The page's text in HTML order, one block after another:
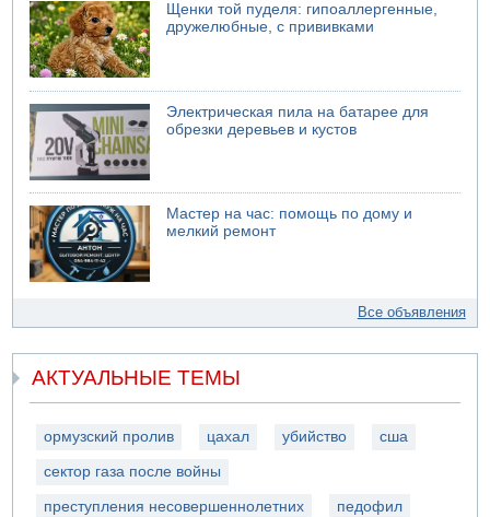
Щенки той пуделя: гипоаллергенные,
дружелюбные, с прививками
Электрическая пила на батарее для
обрезки деревьев и кустов
Мастер на час: помощь по дому и
мелкий ремонт
Все объявления
АКТУАЛЬНЫЕ ТЕМЫ
ормузский пролив цахал убийство сша
сектор газа после войны
преступления несовершеннолетних педофил